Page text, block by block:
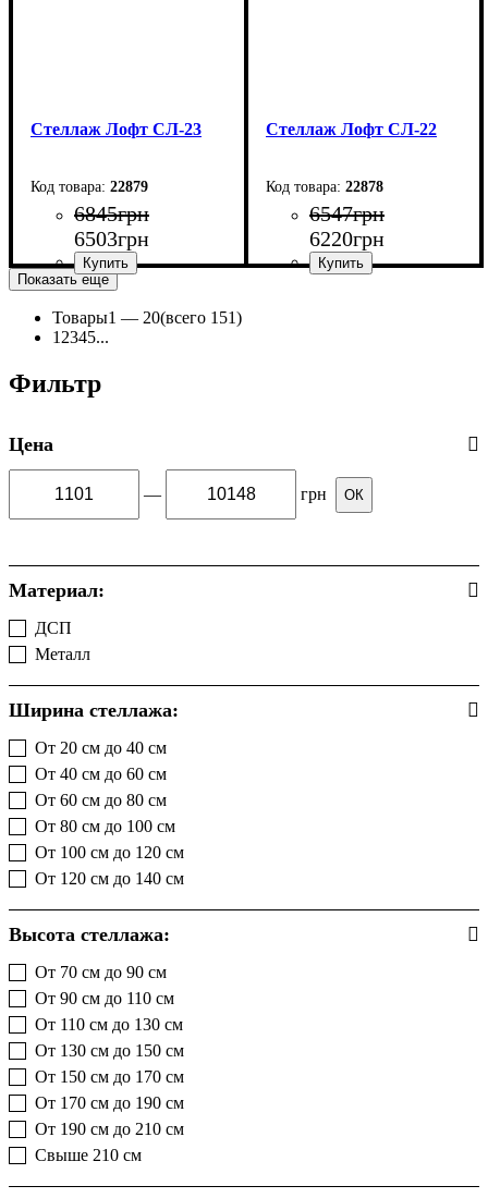
Стеллаж Лофт СЛ-23
22879
6845грн
6503грн
Ширина: 80 см
Высота: 200 см
Стеллаж Лофт СЛ-22
22878
6547грн
6220грн
Показать еще
Товары1 — 20(всего 151)
1 2345...
Фильтр
Цена
— грн ОК
Материал:
ДСП
Металл
Ширина стеллажа:
От 20 см до 40 см
От 40 см до 60 см
От 60 см до 80 см
От 80 см до 100 см
От 100 см до 120 см
От 120 см до 140 см
Высота стеллажа:
От 70 см до 90 см
От 90 см до 110 см
От 110 см до 130 см
От 130 см до 150 см
От 150 см до 170 см
От 170 см до 190 см
От 190 см до 210 см
Свыше 210 см